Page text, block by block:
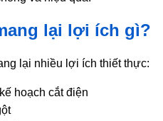
lại lợi ích gì?
lại nhiều lợi ích thiết thực:
hoạch cắt điện